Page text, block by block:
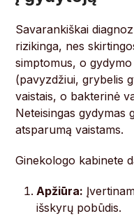
Savarankiškai
rizikinga, nes
simptomus, o
(pavyzdžiui, grybelis
vaistais, o bakterinė
Neteisingas gydymas
atsparumą vaistams.
Ginekologo kabinete
Apžiūra:
išskyrų pobūdis.